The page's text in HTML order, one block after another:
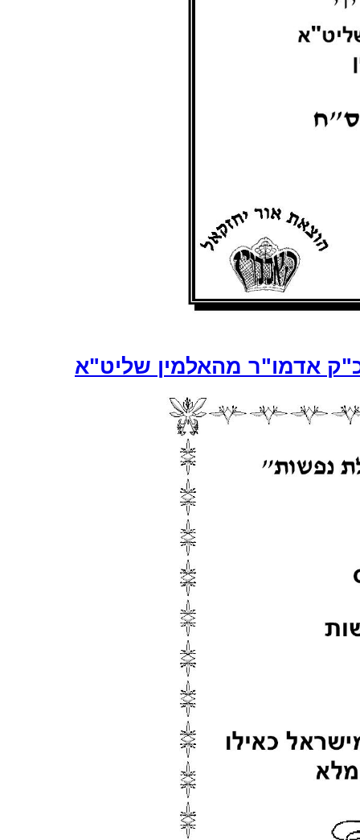
אדמו"ר מהאלמין שליט"א